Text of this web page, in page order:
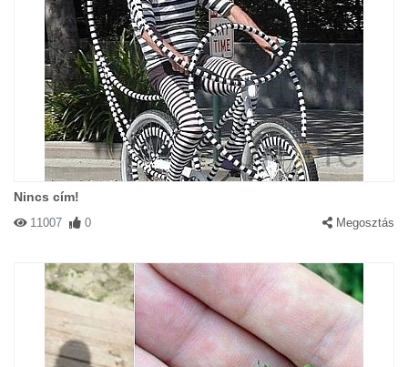
Nincs cím!
11007 0 Megosztás